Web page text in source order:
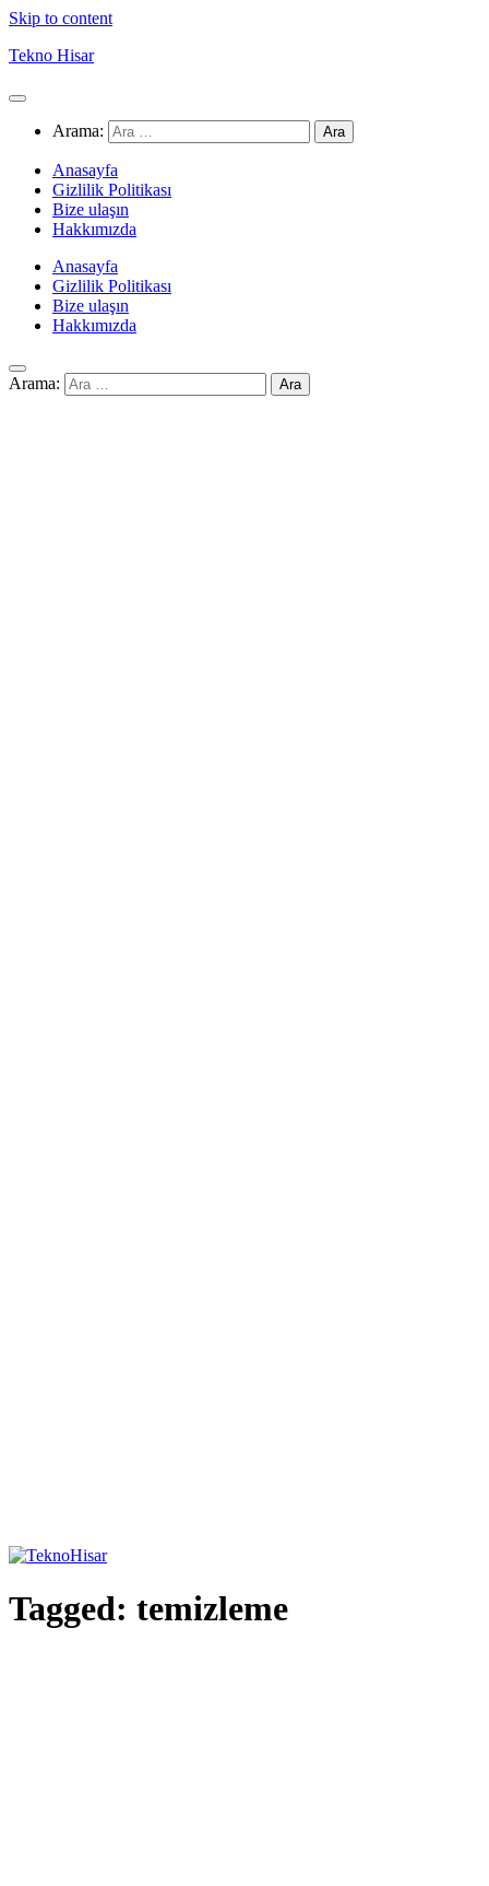
Skip to content
Tekno Hisar
Arama:
Anasayfa
Gizlilik Politikası
Bize ulaşın
Hakkımızda
Anasayfa
Gizlilik Politikası
Bize ulaşın
Hakkımızda
Arama:
Tagged: temizleme